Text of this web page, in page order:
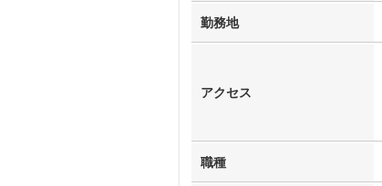
勤務地
アクセス
職種